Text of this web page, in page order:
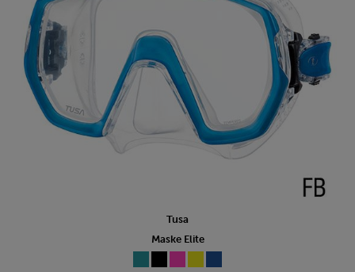
Tusa
Maske Elite